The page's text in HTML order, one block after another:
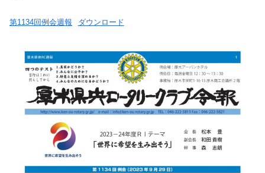
第1134回例会週報 ダウンロード